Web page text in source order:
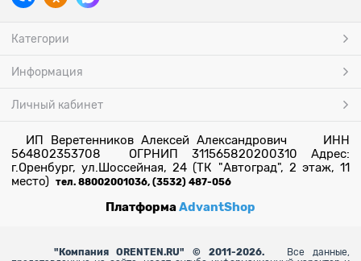
Категории
Информация
Личный кабинет
ИП Веретенников Алексей Александрович ИНН
564802353708 ОГРНИП 311565820200310 Адрес:
г.Оренбург, ул.Шоссейная, 24 (ТК "Автоград", 2 этаж, 11
место) тел. 88002001036, (3532) 487-056
ПлатформаAdvantShop
" Компания ORENTEN.RU" © 2011-2026.
Все данные,